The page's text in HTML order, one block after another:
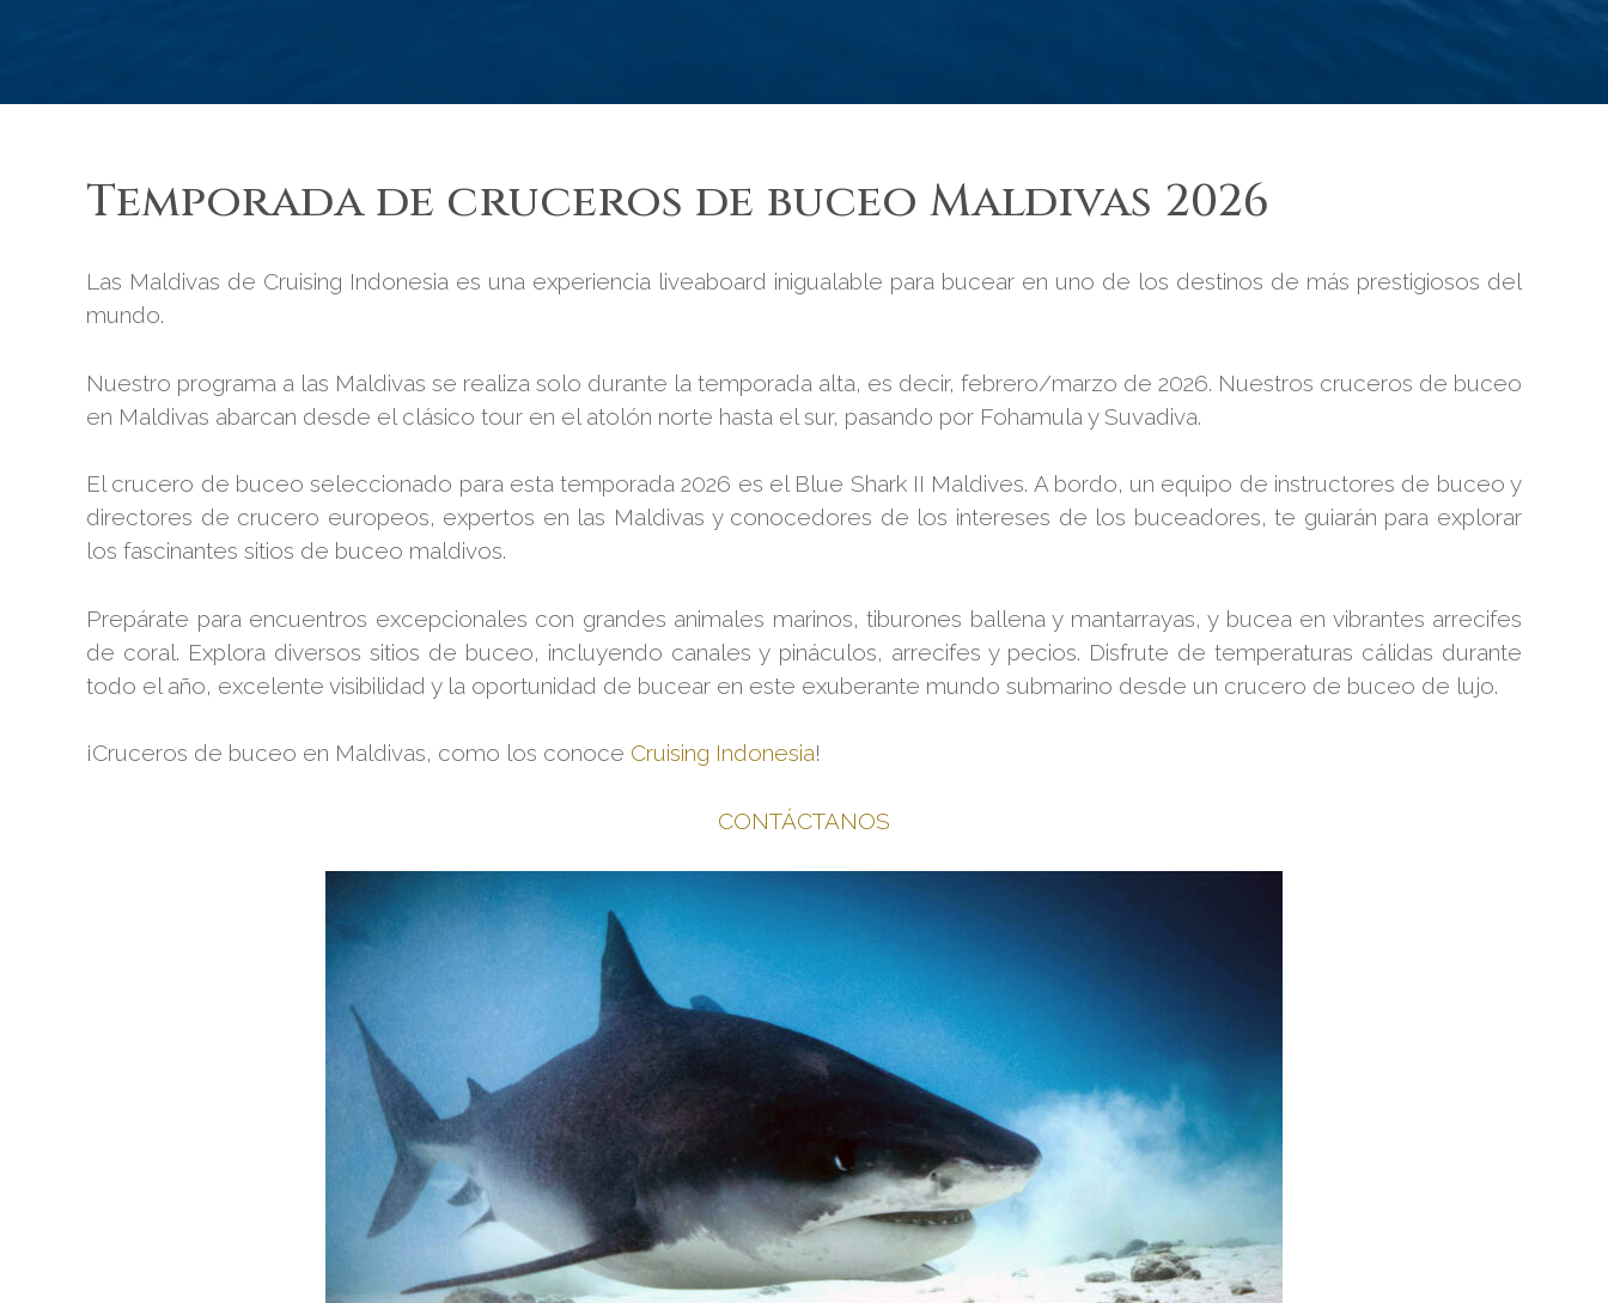
Temporada de cruceros de buceo Maldivas 2026
Las Maldivas de Cruising Indonesia es una experiencia liveaboard inigualable para bucear en uno de los destinos de más prestigiosos del
mundo.
Nuestro programa a las Maldivas se realiza solo durante la temporada alta, es decir, febrero/marzo de 2026. Nuestros cruceros de buceo
en Maldivas abarcan desde el clásico tour en el atolón norte hasta el sur, pasando por Fohamula y Suvadiva.
El crucero de buceo seleccionado para esta temporada 2026 es el Blue Shark II Maldives. A bordo, un equipo de instructores de buceo y
directores de crucero europeos, expertos en las Maldivas y conocedores de los intereses de los buceadores, te guiarán para explorar
los fascinantes sitios de buceo maldivos.
Prepárate para encuentros excepcionales con grandes animales marinos, tiburones ballena y mantarrayas, y bucea en vibrantes arrecifes
de coral. Explora diversos sitios de buceo, incluyendo canales y pináculos, arrecifes y pecios. Disfrute de temperaturas cálidas durante
todo el año, excelente visibilidad y la oportunidad de bucear en este exuberante mundo submarino desde un crucero de buceo de lujo.
¡Cruceros de buceo en Maldivas, como los conoce Cruising Indonesia!
CONTÁCTANOS